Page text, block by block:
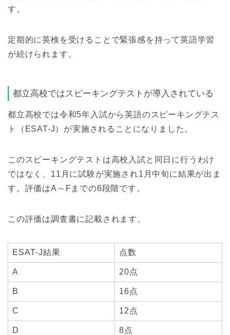
す。
定期的に英検を受けることで緊張感を持って英語学習
が続けられます。
都立高校ではスピーキングテストが導入されている
都立高校では令和5年入試から英語のスピーキングテス
ト（ESAT-J）が実施されることになりました。
このスピーキングテストは高校入試と同日に行うわけ
ではなく、11月に試験が実施され1月中旬に結果が出ま
す。評価はA～Fまでの6段階です。
この評価は調査書に記載されます。
ESAT-J結果 点数
A 20点
B 16点
C 12点
D 8点